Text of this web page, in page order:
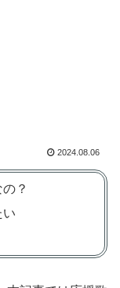
2024.08.06
？
い